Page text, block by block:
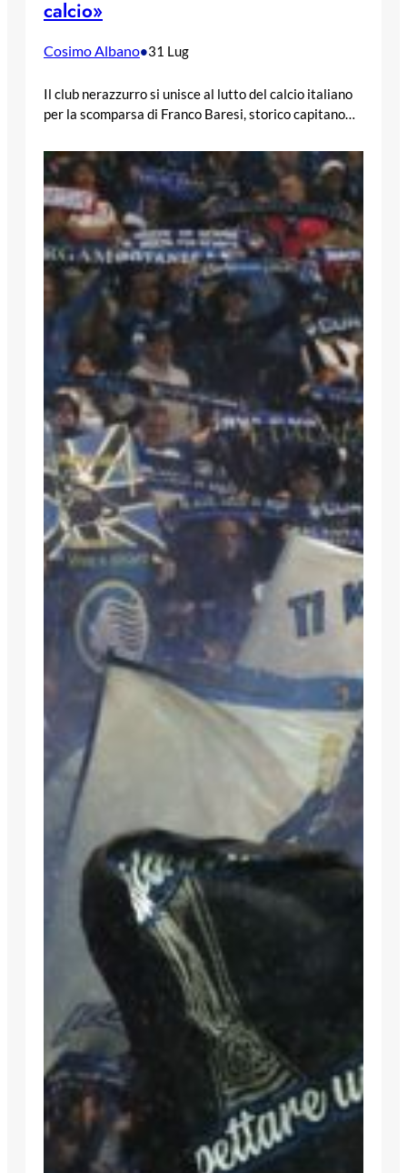
calcio»
Cosimo Albano•31 Lug
Il club nerazzurro si unisce al lutto del calcio italiano
per la scomparsa di Franco Baresi, storico capitano…